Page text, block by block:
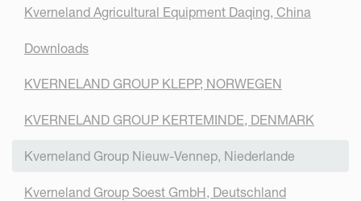
Kverneland Agricultural Equipment Daqing, China
Downloads
KVERNELAND GROUP KLEPP, NORWEGEN
KVERNELAND GROUP KERTEMINDE, DENMARK
Kverneland Group Nieuw-Vennep, Niederlande
Kverneland Group Soest GmbH, Deutschland